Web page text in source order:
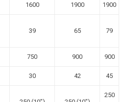
1600 1900 1900
39 65 79
750 900 900
30 42 45
250